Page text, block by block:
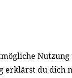
erklärst du dich